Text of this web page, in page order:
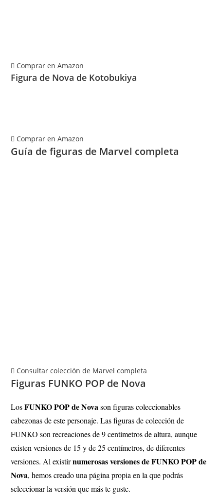
Comprar en Amazon
Figura de Nova de Kotobukiya
Comprar en Amazon
Guía de figuras de Marvel completa
Consultar colección de Marvel completa
Figuras FUNKO POP de Nova
LosFUNKO POP de Novason figuras coleccionables
cabezonas de este personaje. Las figuras de colección de
FUNKO son recreaciones de 9 centímetros de altura, aunque
existen versiones de 15 y de 25 centímetros, de diferentes
versiones. Al existirnumerosas versiones de FUNKO POP de
Nova, hemos creado una página propia en la que podrás
seleccionar la versión que más te guste.